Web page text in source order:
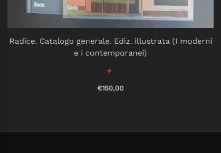
Radice. Catalogo generale. Ediz. illustrata (I moderni
e i contemporanei)
€150,00